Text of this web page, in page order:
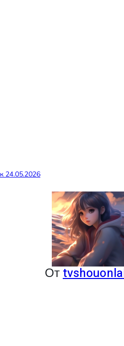
24.05.2026
От